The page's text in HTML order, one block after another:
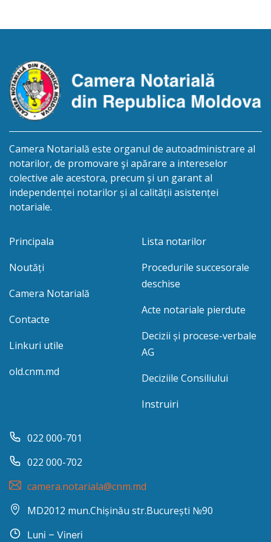
2001026010039, decedat la 19.11.2025. Eliberarea
prealabil pentru data de 01.10.2026. […]
Camera Notarială este organul de autoadministrare al
notarilor, de promovare şi apărare a intereselor
colective ale acestora, precum şi un garant al
independenței notarilor și al calității asistenței
notariale.
Principala
Noutăți
Camera Notarială
Contacte
Linkuri utile
old.cnm.md
Lista notarilor
Procedurile succesorale
deschise
Acte notariale pierdute
Decizii și procese-verbale
AG
Deciziile Consiliului
Instruiri
022 000-701
022 000-702
camera.notariala@cnm.md
MD2012 mun.Chișinău str.București №90
Luni – Vineri